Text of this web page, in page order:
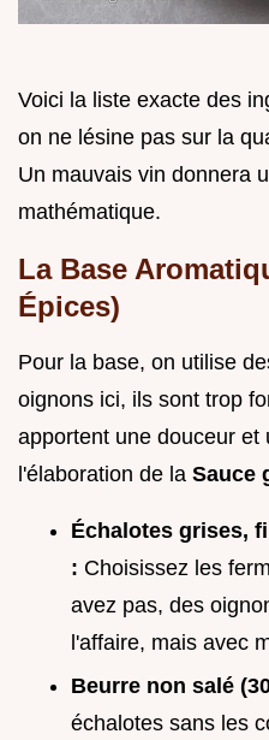
Voici la liste exacte des
on ne lésine pas sur la
Un mauvais vin donnera
mathématique.
La Base
Épices)
Pour la base, on utilise
oignons ici, ils sont trop
apportent une douceur
l'élaboration de la Sauce
Échalotes grises,
: Choisissez les
avez pas, des
l'affaire, mais avec
Beurre non salé
échalotes sans les